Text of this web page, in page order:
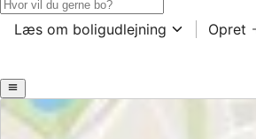
Læs om boligudlejning Opret